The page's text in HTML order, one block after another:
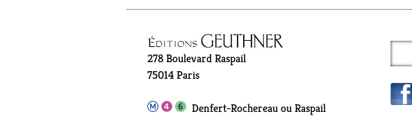
278 Boulevard Raspail
75014 Paris
Denfert-Rochereau ou Raspail